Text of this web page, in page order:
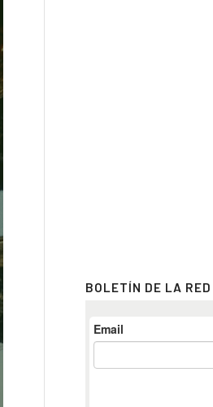
BOLETÍN DE LA RED